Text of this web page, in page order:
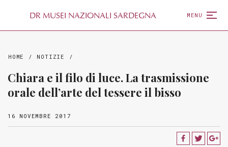
DR MUSEI NAZIONALI SARDEGNA MENU
HOME / NOTIZIE /
Chiara e il filo di luce. La trasmissione
orale dell’arte del tessere il bisso
16 NOVEMBRE 2017